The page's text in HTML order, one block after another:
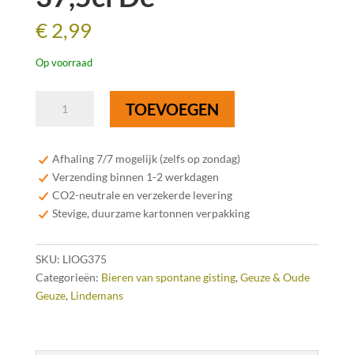
€2,99
Op voorraad
Cuvée
René
37,5cl
De
TOEVOEGEN
Afhaling 7/7 mogelijk (zelfs op zondag)
Verzending binnen 1-2 werkdagen
CO2-neutrale en verzekerde levering
Stevige, duurzame kartonnen verpakking
SKU: LIOG375
Categorieën: Bieren van spontane gisting, Geuze & Oude
Geuze, Lindemans